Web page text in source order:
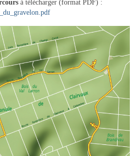
mairie
à télécharger (format PDF) :